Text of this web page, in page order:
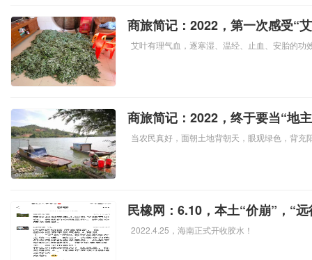
商旅简记：2022，第一次感受“
艾叶有理气血，逐寒湿、温经、止血、安胎的功
商旅简记：2022，终于要当“地
当农民真好，面朝土地背朝天，眼观绿色，背
民橡网：6.10，本土“价崩”，“
2022.4.25，海南正式开收胶水！